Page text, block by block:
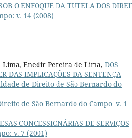
O ENFOQUE DA TUTELA DOS
v. 14 (2008)
Lima, Enedir Pereira de Lima, DOS
DAS IMPLICAÇÕES DA SENTENÇA
de Direito de São Bernardo do
de São Bernardo do Campo: v. 1
CONCESSIONÁRIAS DE SERVIÇOS
v. 7 (2001)